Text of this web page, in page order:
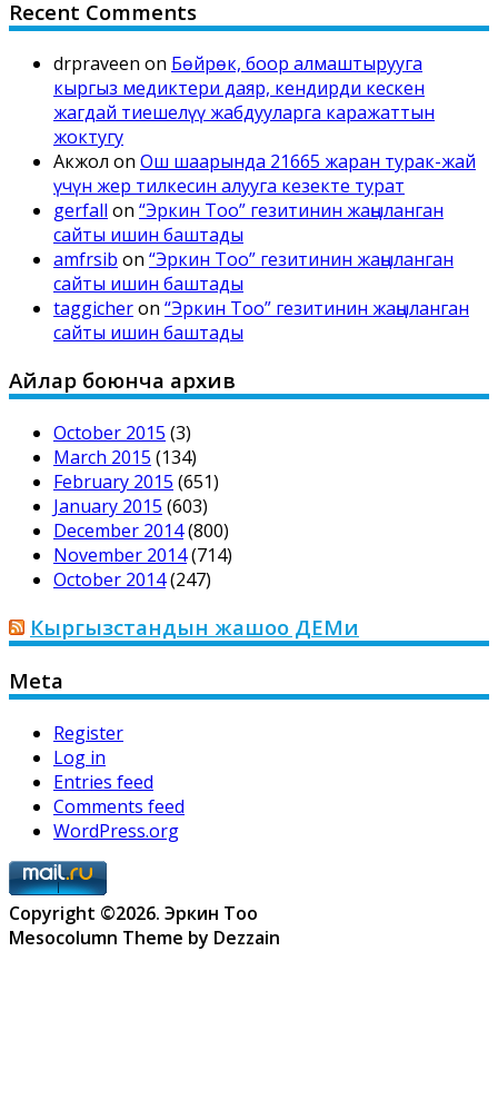
Recent Comments
drpraveen on Бөйрөк, боор алмаштырууга
кыргыз медиктери даяр, кендирди кескен
жагдай тиешелүү жабдууларга каражаттын
жоктугу
Акжол on Ош шаарында 21665 жаран турак-жай
үчүн жер тилкесин алууга кезекте турат
gerfall on “Эркин Тоо” гезитинин жаңыланган
сайты ишин баштады
amfrsib on “Эркин Тоо” гезитинин жаңыланган
сайты ишин баштады
taggicheron “Эркин Тоо” гезитинин жаңыланган
сайты ишин баштады
Айлар боюнча архив
October 2015 (3)
March 2015 (134)
February 2015 (651)
January 2015 (603)
December 2014(800)
November 2014(714)
October 2014(247)
Кыргызстандын жашоо ДЕМи
Meta
Register
Log in
Entries feed
Comments feed
WordPress.org
Copyright ©2026. Эркин Тоо
Mesocolumn Theme by Dezzain